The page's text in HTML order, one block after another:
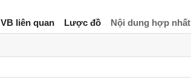
VB liên quan Lược đồ Nội dung hợp nhất